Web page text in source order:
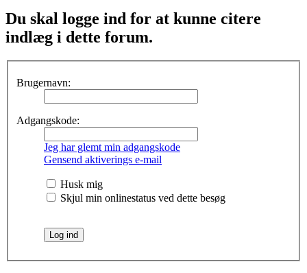
Du skal logge ind for at kunne citere
indlæg i dette forum.
Brugernavn:
Adgangskode:
Jeg har glemt min adgangskode
Gensend aktiverings e-mail
Husk mig
Skjul min onlinestatus ved dette besøg